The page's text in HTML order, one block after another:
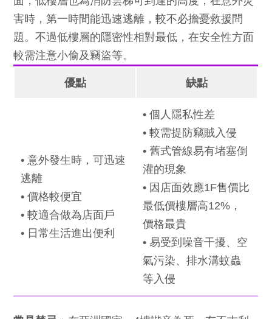
害時，第一時間能迅速逃離，較不必擔憂救援問
題。不過低樓層的隱密性相對最低，在安全性方面
較需注意小偷及竊盜等。
優點 缺點
• 意外發生時，可迅速
逃離
• 價格較便宜
• 較適合做為店面戶
• 日常生活進出便利
• 個人隱私性差
• 較需提防竊賊入侵
• 舊式管線易有堵塞倒
灌的現象
• 因店面效應1F售價比
最低價樓層高12%，
價格最貴
• 易受到噪音干擾、空
氣污染、排水溝蚊蟲
等入侵